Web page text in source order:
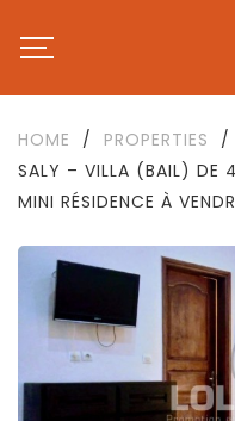
HOME / PROPERTIES
/
SALY – VILLA (BAIL) DE
MINI RÉSIDENCE À